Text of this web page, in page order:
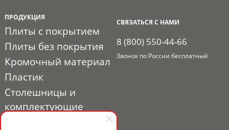
ПРОДУКЦИЯ
Плиты с покрытием
Плиты без покрытия
Кромочный материал
Пластик
Столешницы и
комплектующие
Расходные материалы
СВЯЗАТЬСЯ С НАМИ
8 (800) 550-44-66
Звонок по России бесплатный